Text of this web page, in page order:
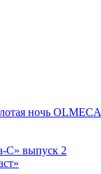
ночь OLMECA
С» выпуск 2